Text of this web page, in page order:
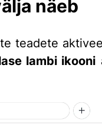
näeb
teadete
lambi ikooni